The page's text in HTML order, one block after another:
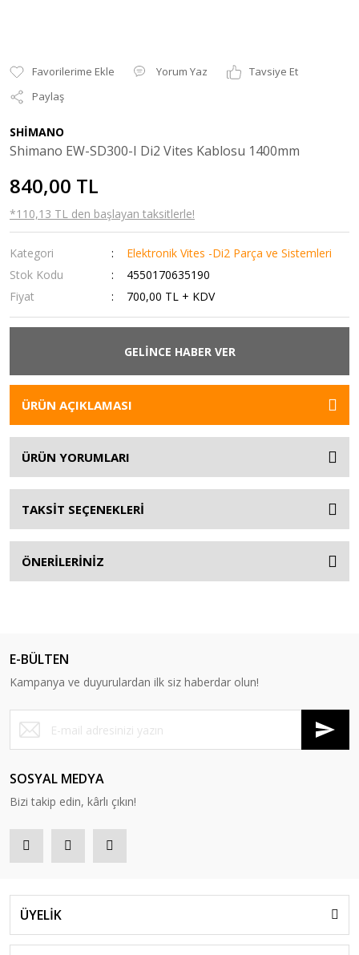
Yorum Yaz
Tavsiye Et
Paylaş
SHİMANO
Shimano EW-SD300-I Di2 Vites Kablosu 1400mm
840,00 TL
*110,13 TL den başlayan taksitlerle!
Kategori
Elektronik Vites -Di2 Parça ve Sistemleri
Stok Kodu
4550170635190
Fiyat
700,00 TL + KDV
GELİNCE HABER VER
ÜRÜN AÇIKLAMASI
ÜRÜN YORUMLARI
TAKSİT SEÇENEKLERİ
ÖNERİLERİNİZ
E-BÜLTEN
Kampanya ve duyurulardan ilk siz haberdar olun!
SOSYAL MEDYA
Bizi takip edin, kârlı çıkın!
ÜYELİK